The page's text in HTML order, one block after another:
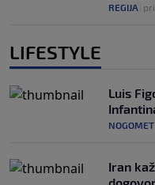
REGIJA
LIFESTYLE
Luis
NOGOMET
Iran